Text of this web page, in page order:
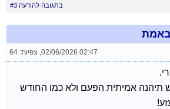
בתגובה להודעה #3
באמת
02/06/2026 02:47
, צפיות: 64
אמיתית הפעם ולא כמו החודש